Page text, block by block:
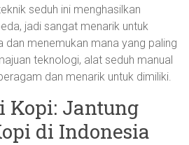
seduh ini menghasilkan
jadi sangat menarik untuk
menemukan mana yang paling
teknologi, alat seduh manual
dan menarik untuk dimiliki.
Kopi: Jantung
di Indonesia